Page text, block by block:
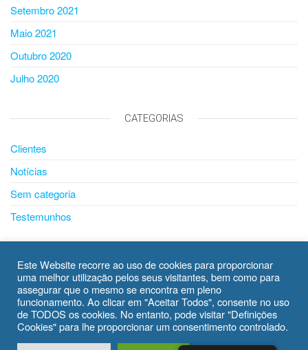
Setembro 2021
Maio 2021
Outubro 2020
Julho 2020
CATEGORIAS
Clientes
Notícias
Sem categoria
Testemunhos
Iniciar sessão
Feed de entradas
Feed de comentários
Este Website recorre ao uso de cookies para proporcionar
uma melhor utilização pelos seus visitantes, bem como para
assegurar que o mesmo se encontra em pleno
funcionamento. Ao clicar em "Aceitar Todos", consente no uso
de TODOS os cookies. No entanto, pode visitar "Definições
Cookies" para lhe proporcionar um consentimento controlado.